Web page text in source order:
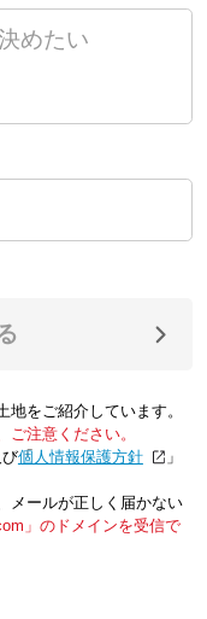
をご紹介しています。
注意ください。
び「個人情報保護方針
」
メールが正しく届かない
」のドメインを受信で